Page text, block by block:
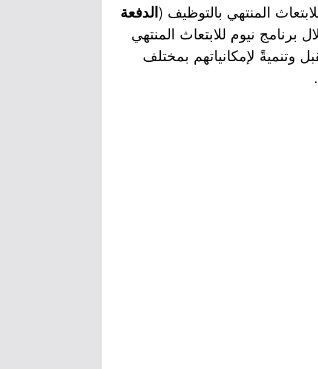
المنتهي بالتوظيف (الدفعة
برنامج نيوم للابتعاث المنتهي
وتنميةً لإمكانياتهم بمختلف